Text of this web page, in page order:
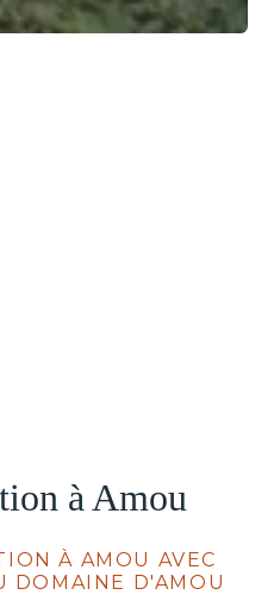
à Amou
À AMOU AVEC
DOMAINE D'AMOU